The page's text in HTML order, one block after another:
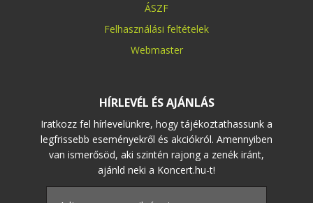
ÁSZF
Felhasználási feltételek
Webmaster
HÍRLEVÉL ÉS AJÁNLÁS
Iratkozz fel hírlevelünkre, hogy tájékoztathassunk a
legfrissebb eseményekről és akciókról. Amennyiben
van ismerősöd, aki szintén rajong a zenék iránt,
ajánld neki a Koncert.hu-t!